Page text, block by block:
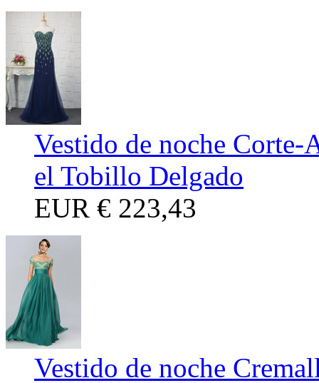
Vestido de noche Corte-
el Tobillo Delgado
EUR € 223,43
Vestido de noche